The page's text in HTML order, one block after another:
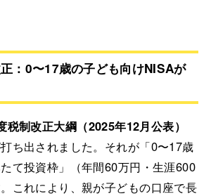
：0〜17歳の子ども向けNISAが
税制改正大綱（2025年12月公表）
ち出されました。それが「0〜17歳
て投資枠」（年間60万円・生涯600
これにより、親が子どもの口座で長